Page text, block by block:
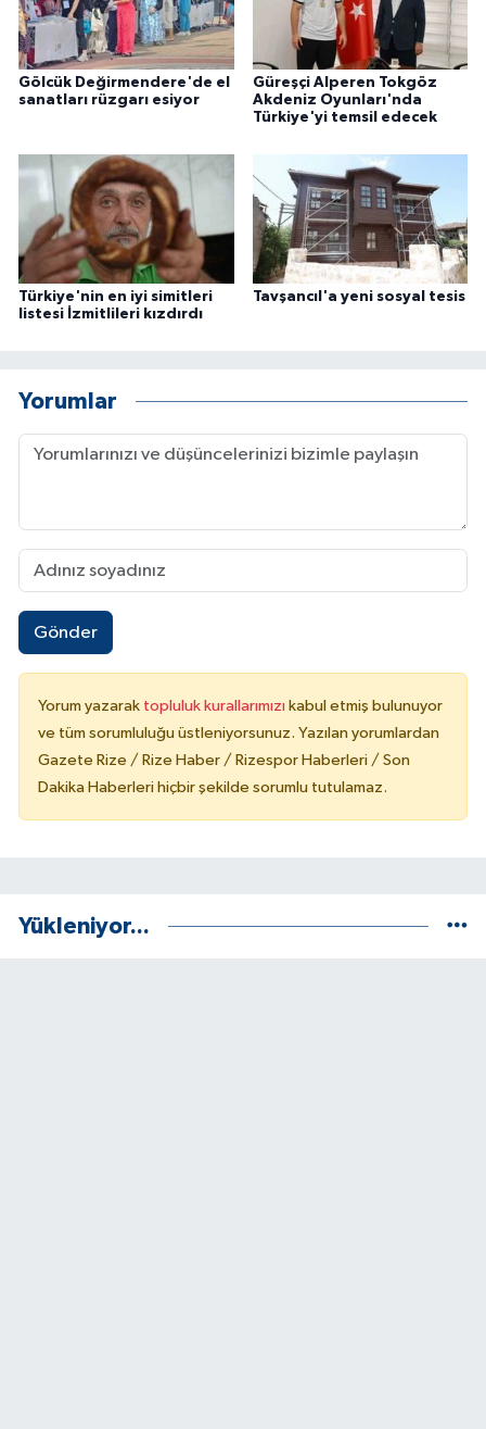
Gölcük Değirmendere'de el
sanatları rüzgarı esiyor
Güreşçi Alperen Tokgöz
Akdeniz Oyunları'nda
Türkiye'yi temsil edecek
Türkiye'nin en iyi simitleri
listesi İzmitlileri kızdırdı
Tavşancıl'a yeni sosyal tesis
Yorumlar
Gönder
Yorum yazarak topluluk kurallarımızı kabul etmiş bulunuyor
ve tüm sorumluluğu üstleniyorsunuz. Yazılan yorumlardan
Gazete Rize / Rize Haber / Rizespor Haberleri / Son
Dakika Haberleri hiçbir şekilde sorumlu tutulamaz.
Yükleniyor...